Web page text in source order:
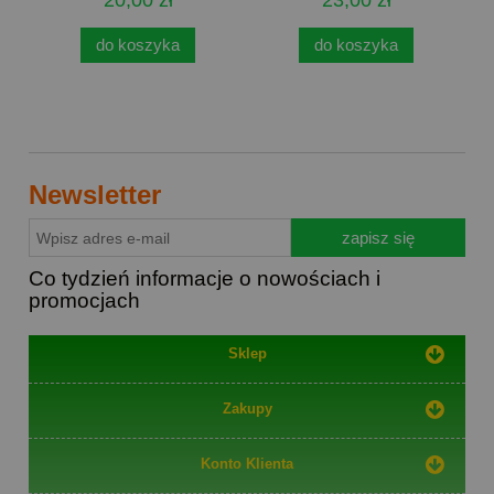
do koszyka do koszyka
Newsletter
zapisz się
Co tydzień informacje o nowościach i
promocjach
Sklep
Zakupy
Konto Klienta